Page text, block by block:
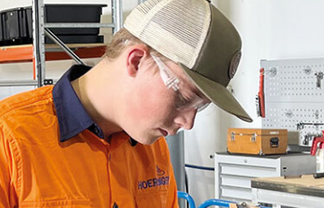
空気・産業用コンプレッサー用部品
産業分野・当社の主要市場